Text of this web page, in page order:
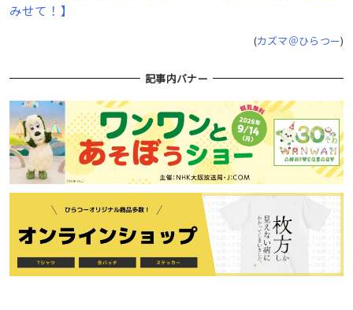
みせて！】
(カズマ＠ひらつー)
記事内バナー